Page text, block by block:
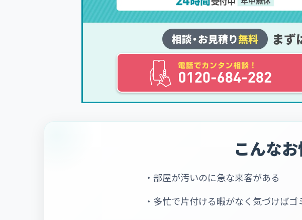
こんな
・部屋が汚いのに急な来客がある
・多忙で片付ける暇がなく気づけばゴ